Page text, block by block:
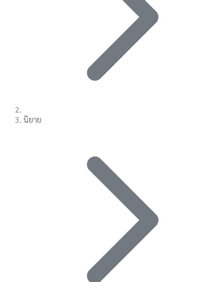
นิยาย